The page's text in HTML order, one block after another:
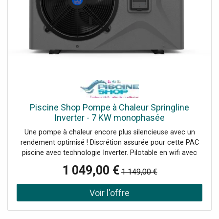
Piscine Shop Pompe à Chaleur Springline
Inverter - 7 KW monophasée
Une pompe à chaleur encore plus silencieuse avec un
rendement optimisé ! Discrétion assurée pour cette PAC
piscine avec technologie Inverter. Pilotable en wifi avec
Eco-Silence et Smart.
1 049,00 € 1 149,00 €